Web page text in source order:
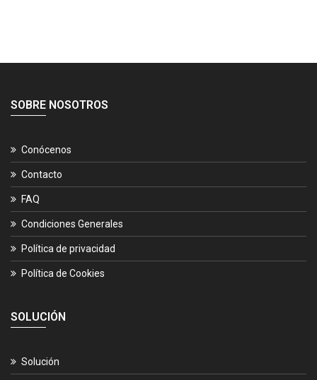
SOBRE NOSOTROS
Conócenos
Contacto
FAQ
Condiciones Generales
Política de privacidad
Política de Cookies
SOLUCIÓN
Solución